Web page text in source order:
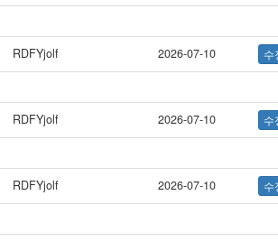
RDFYjolf 2026-07-10
RDFYjolf 2026-07-10
RDFYjolf 2026-07-10